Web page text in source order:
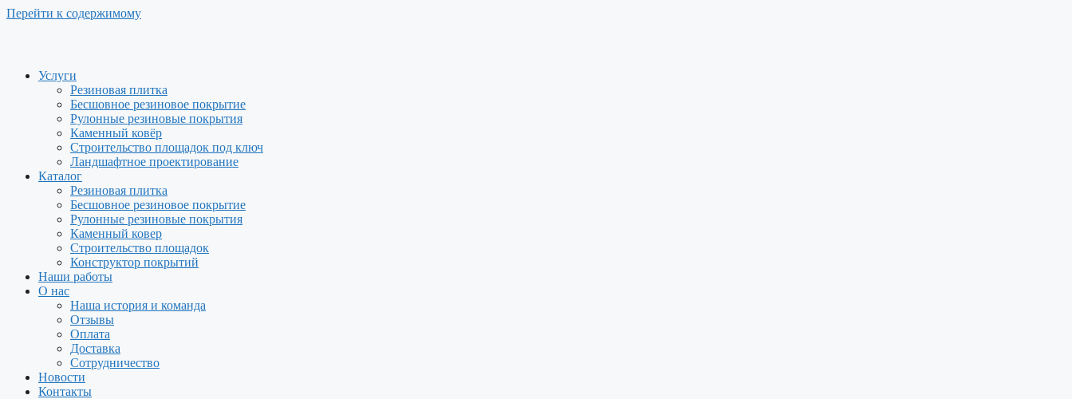
Перейти к содержимому
Услуги
Резиновая плитка
Бесшовное резиновое покрытие
Рулонные резиновые покрытия
Каменный ковёр
Строительство площадок под ключ
Ландшафтное проектирование
Каталог
Резиновая плитка
Бесшовное резиновое покрытие
Рулонные резиновые покрытия
Каменный ковер
Строительство площадок
Конструктор покрытий
Наши работы
О нас
Наша история и команда
Отзывы
Оплата
Доставка
Сотрудничество
Новости
Контакты